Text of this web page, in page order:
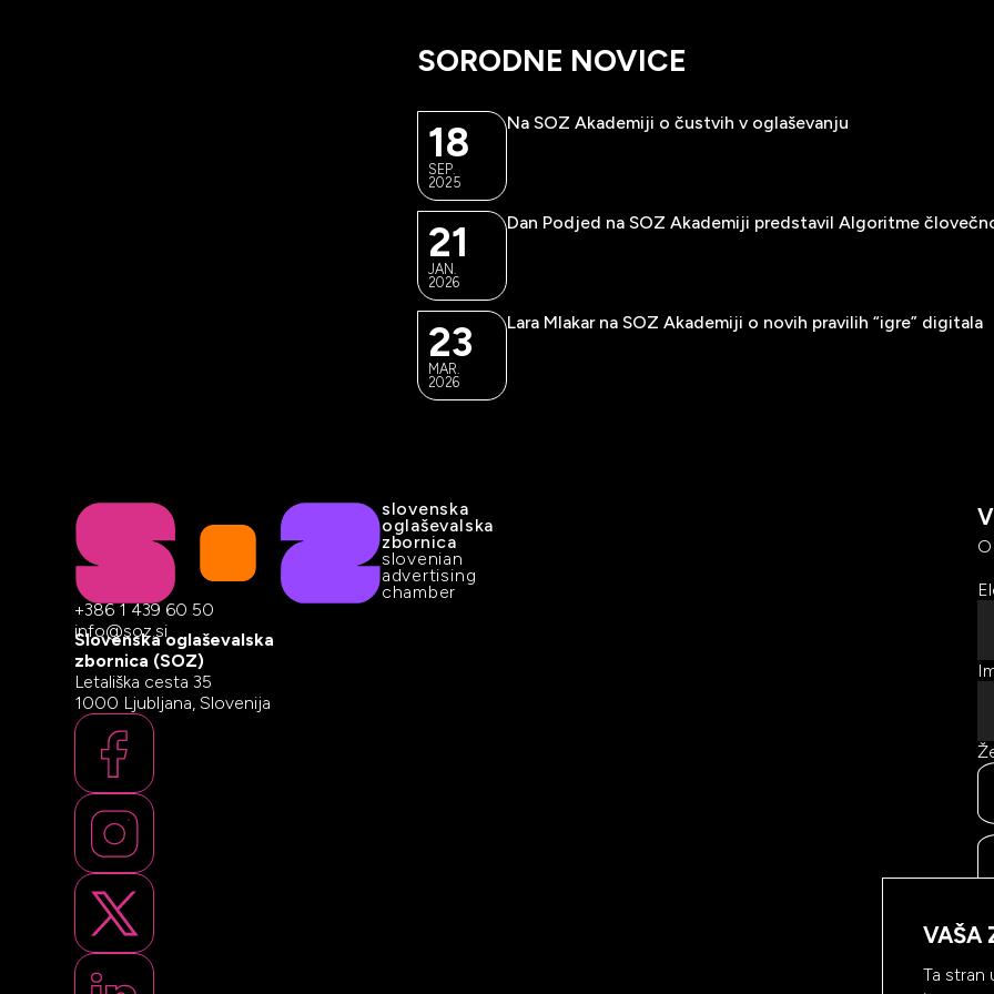
SORODNE NOVICE
18
SEP.
2025
Na SOZ Akademiji o čustvih v oglaševanju
21
JAN.
2026
Dan Podjed na SOZ Akademiji predstavil Algoritme
23
MAR.
2026
Lara Mlakar na SOZ Akademiji o novih pravilih “igre” digitala
slovenska
oglaševalska
zbornica
slovenian
advertising
chamber
+386 1 439 60 50
info@soz.si
Slovenska oglaševalska
zbornica (SOZ)
Letališka cesta 35
1000 Ljubljana, Slovenija
VAŠA
Ta stran